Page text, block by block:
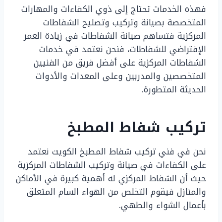
فهذه الخدمات تحتاج إلى ذوي الكفاءات والمهارات
المتخصصة بصيانة وتركيب وتصليح الشفاطات
المركزية فتساهم صيانة الشفاطات في زيادة العمر
الإفتراضي للشفاطات، فنحن نعتمد في خدمات
الشفاطات المركزية على أفضل فريق من الفنيين
المتخصصين والمدربين وعلى المعدات والأدوات
الحديثة المتطورة.
تركيب شفاط المطبخ
نحن في فني تركيب شفاط المطبخ الكويت نعتمد
على الكفاءات في صيانة وتركيب الشفاطات المركزية
حيث أن الشفاط المركزي له أهمية كبيرة في الأماكن
والمنازل فيقوم التخلص من الهواء السام المتعلق
بأعمال الشواء والطهي.